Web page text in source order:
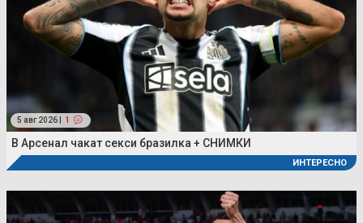
5 авг 2026 | 1
В Арсенал чакат секси бразилка + СНИМКИ
ИНТЕРЕСНО